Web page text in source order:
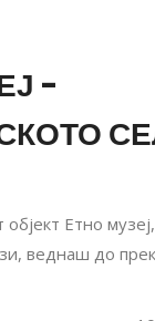
-
Етно
веднаш до